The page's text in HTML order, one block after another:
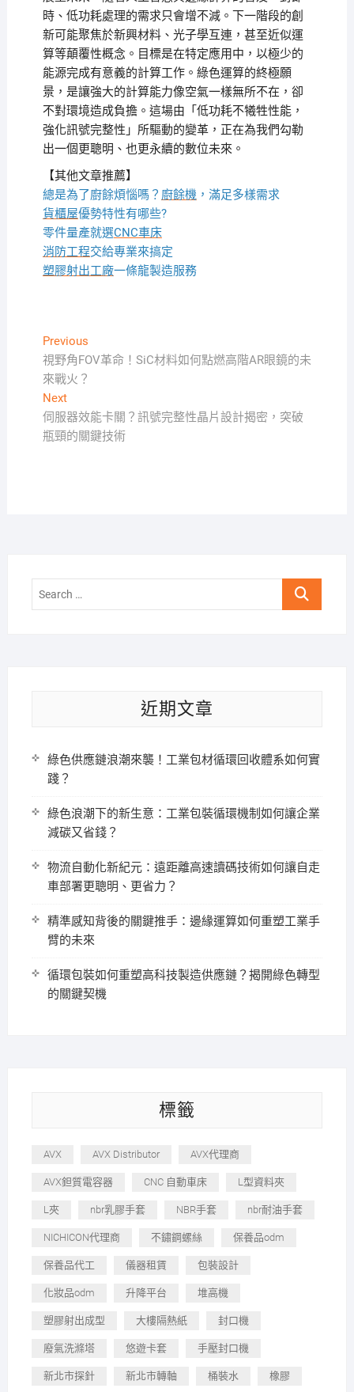
時、低功耗處理的需求只會增不減。下一階段的創
新可能聚焦於新興材料、光子學互連，甚至近似運
算等顛覆性概念。目標是在特定應用中，以極少的
能源完成有意義的計算工作。綠色運算的終極願
景，是讓強大的計算能力像空氣一樣無所不在，卻
不對環境造成負擔。這場由「低功耗不犧牲性能，
強化訊號完整性」所驅動的變革，正在為我們勾勒
出一個更聰明、也更永續的數位未來。
【其他文章推薦】
總是為了廚餘煩惱嗎？ 廚餘機，滿足多樣需求
貨櫃屋優勢特性有哪些?
零件量產就選CNC車床
消防工程交給專業來搞定
塑膠射出工廠一條龍製造服務
文
章
導
覽
PreviousPrevious
post:
視野角FOV革命！SiC材料如何點燃高階AR眼鏡的未
來戰火？
NextNext
post:
伺服器效能卡關？訊號完整性晶片設計揭密，突破
瓶頸的關鍵技術
Search
近期文章
綠色供應鏈浪潮來襲！工業包材循環回收體系如何實
踐？
綠色浪潮下的新生意：工業包裝循環機制如何讓企業
減碳又省錢？
物流自動化新紀元：遠距離高速讀碼技術如何讓自走
車部署更聰明、更省力？
精準感知背後的關鍵推手：邊緣運算如何重塑工業手
臂的未來
循環包裝如何重塑高科技製造供應鏈？揭開綠色轉型
的關鍵契機
標籤
AVX AVX Distributor AVX代理商
AVX鉭質電容器 CNC 自動車床 L型資料夾
L夾 nbr乳膠手套 NBR手套 nbr耐油手套
NICHICON代理商 不鏽鋼螺絲 保養品odm
保養品代工 儀器租賃 包裝設計
化妝品odm 升降平台 堆高機
塑膠射出成型 大樓隔熱紙 封口機
廢氣洗滌塔 悠遊卡套 手壓封口機
新北市探針 新北市轉軸 桶裝水 橡膠